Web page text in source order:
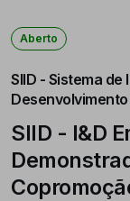
Aberto
SIID - Sistema
Desenvolvimento
SIID - I&D